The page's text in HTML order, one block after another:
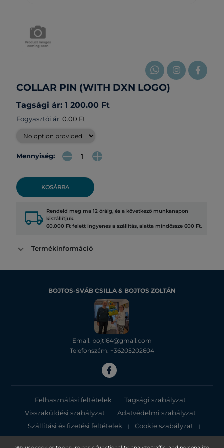
COLLAR PIN (WITH DXN LOGO)
Tagsági ár: 1 200.00 Ft
Fogyasztói ár: 0.00 Ft
Mennyiség:
KOSÁRBA
local_shipping Rendeld meg ma 12 óráig, és a következő munkanapon
kiszállítjuk.
60.000 Ft felett ingyenes a szállítás, alatta mindössze 600 Ft.
Termékinformáció
BOJTOS-SVÁB CSILLA & BOJTOS ZOLTÁN
Email: bojti64@gmail.com
Telefonszám: +36205202604
Felhasználási feltételek | Tagsági szabályzat |
Visszaküldési szabályzat | Adatvédelmi szabályzat |
Szállítási és fizetési feltételek | Cookie szabályzat |
Adatvédelmi tájékoztató